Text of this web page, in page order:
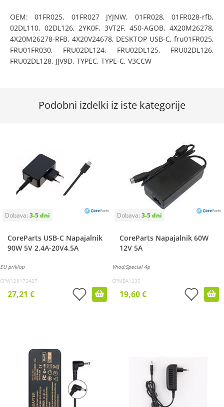
OEM: 01FR025, 01FR027 JYJNW, 01FR028, 01FR028-rfb,
02DL110, 02DL126, 2YK0F, 3VT2F, 450-AGOB, 4X20M26278,
4X20M26278-RFB, 4X20V24678, DESKTOP USB-C, fru01FR025,
FRU01FR030, FRU02DL124, FRU02DL125, FRU02DL126,
FRU02DL128, JJV9D, TYPEC, TYPE-C, V3CCW
Podobni izdelki iz iste kategorije
CoreParts USB-C Napajalnik
90W 5V 2.4A-20V4.5A
EU priklop
CPW128172427
27,21 €
CoreParts Napajalnik 60W
12V 5A
Vhod:Special 4p
CPMBA1235
19,60 €